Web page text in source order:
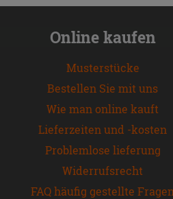
Online kaufen
Musterstücke
Bestellen Sie mit uns
Wie man online kauft
Lieferzeiten und -kosten
Problemlose lieferung
Widerrufsrecht
FAQ häufig gestellte Fragen